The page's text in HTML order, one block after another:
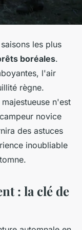
les plus
boréales.
l'air
règne.
n'est
novice
des astuces
inoubliable
: la clé de